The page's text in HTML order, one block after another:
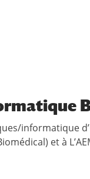
informatique
et à